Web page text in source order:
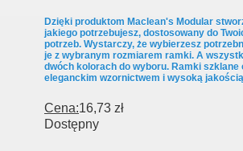
Dzięki produktom Maclean's Modular
jakiego potrzebujesz, dostosowany do
potrzeb. Wystarczy, że wybierzesz
je z wybranym rozmiarem ramki. A
dwóch kolorach do wyboru. Ramki
eleganckim wzornictwem i wysoką
Cena:16,73 zł
Dostępny